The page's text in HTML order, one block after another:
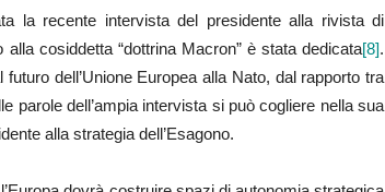
la recente intervista del presidente alla rivista di
alla cosiddetta “dottrina Macron” è stata dedicata[8].
dell’Unione Europea alla Nato, dal rapporto tra
parole dell’ampia intervista si può cogliere nella sua
alla strategia dell’Esagono.